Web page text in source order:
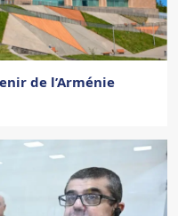
de l’Arménie